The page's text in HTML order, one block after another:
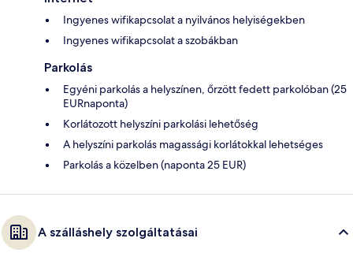
Ingyenes wifikapcsolat a nyilvános helyiségekben
Ingyenes wifikapcsolat a szobákban
Parkolás
Egyéni parkolás a helyszínen, őrzött fedett parkolóban (25
EURnaponta)
Korlátozott helyszíni parkolási lehetőség
A helyszíni parkolás magassági korlátokkal lehetséges
Parkolás a közelben (naponta 25 EUR)
A szálláshely szolgáltatásai